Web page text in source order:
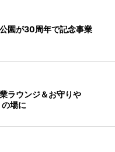
園が30周年で記念事業
ラウンジ＆お守りや
場に